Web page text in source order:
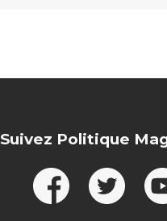
Suivez Politique